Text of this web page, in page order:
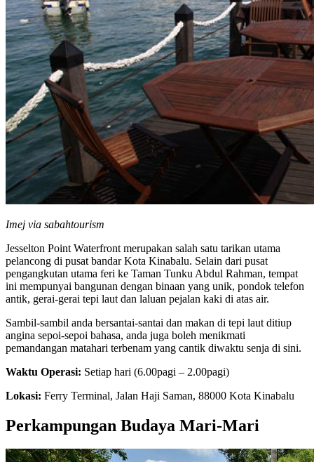
Imej via sabahtourism
Jesselton Point Waterfront merupakan salah satu tarikan utama
pelancong di pusat bandar Kota Kinabalu. Selain dari pusat
pengangkutan utama feri ke Taman Tunku Abdul Rahman, tempat
ini mempunyai bangunan dengan binaan yang unik, pondok telefon
antik, gerai-gerai tepi laut dan laluan pejalan kaki di atas air.
Sambil-sambil anda bersantai-santai dan makan di tepi laut ditiup
angina sepoi-sepoi bahasa, anda juga boleh menikmati
pemandangan matahari terbenam yang cantik diwaktu senja di sini.
Waktu Operasi: Setiap hari (6.00pagi – 2.00pagi)
Lokasi: Ferry Terminal, Jalan Haji Saman, 88000 Kota Kinabalu
Perkampungan Budaya Mari-Mari